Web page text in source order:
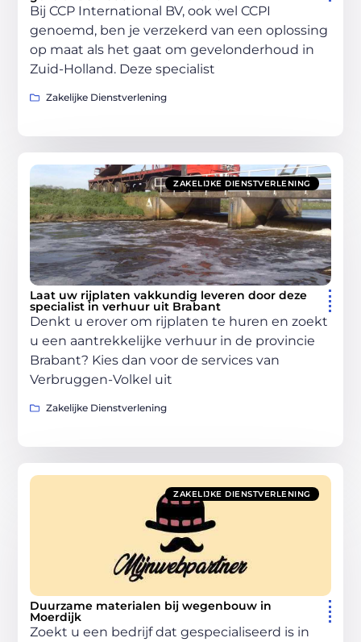
Bij CCP International BV, ook wel CCPI
genoemd, ben je verzekerd van een oplossing
op maat als het gaat om gevelonderhoud in
Zuid-Holland. Deze specialist
Zakelijke Dienstverlening
ZAKELIJKE DIENSTVERLENING
Laat uw rijplaten vakkundig leveren door deze
specialist in verhuur uit Brabant
Denkt u erover om rijplaten te huren en zoekt
u een aantrekkelijke verhuur in de provincie
Brabant? Kies dan voor de services van
Verbruggen-Volkel uit
Zakelijke Dienstverlening
ZAKELIJKE DIENSTVERLENING
Duurzame materialen bij wegenbouw in
Moerdijk
Zoekt u een bedrijf dat gespecialiseerd is in